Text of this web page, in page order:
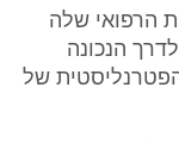
הרפואי שלה
הנכונה
של